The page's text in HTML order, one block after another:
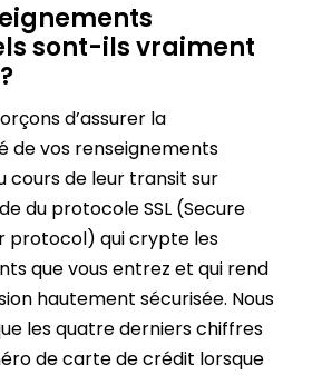
sont-ils vraiment
d’assurer la
de vos renseignements
cours de leur transit sur
du protocole SSL (Secure
protocol) qui crypte les
que vous entrez et qui rend
hautement sécurisée. Nous
les quatre derniers chiffres
de carte de crédit lorsque